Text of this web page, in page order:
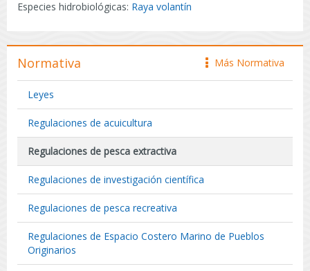
Especies hidrobiológicas: Raya volantín
icono
Más Normativa
Normativa
Leyes
Regulaciones de acuicultura
Regulaciones de pesca extractiva
Regulaciones de investigación científica
Regulaciones de pesca recreativa
Regulaciones de Espacio Costero Marino de Pueblos
Originarios